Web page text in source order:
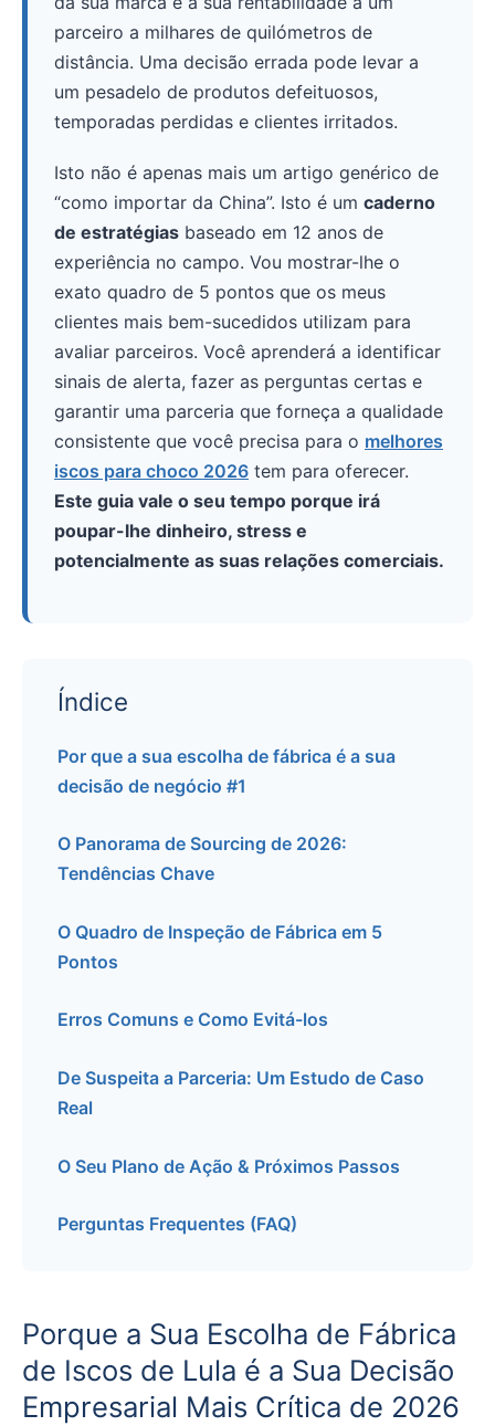
parceiro a milhares de quilómetros de
distância. Uma decisão errada pode levar a
um pesadelo de produtos defeituosos,
temporadas perdidas e clientes irritados.
Isto não é apenas mais um artigo genérico de
“como importar da China”. Isto é um caderno
de estratégias baseado em 12 anos de
experiência no campo. Vou mostrar-lhe o
exato quadro de 5 pontos que os meus
clientes mais bem-sucedidos utilizam para
avaliar parceiros. Você aprenderá a identificar
sinais de alerta, fazer as perguntas certas e
garantir uma parceria que forneça a qualidade
consistente que você precisa para o melhores
iscos para choco 2026 tem para oferecer.
Este guia vale o seu tempo porque irá
poupar-lhe dinheiro, stress e
potencialmente as suas relações comerciais.
Índice
Por que a sua escolha de fábrica é a sua
decisão de negócio #1
O Panorama de Sourcing de 2026:
Tendências Chave
O Quadro de Inspeção de Fábrica em 5
Pontos
Erros Comuns e Como Evitá-los
De Suspeita a Parceria: Um Estudo de Caso
Real
O Seu Plano de Ação & Próximos Passos
Perguntas Frequentes (FAQ)
Porque a Sua Escolha de Fábrica
de Iscos de Lula é a Sua Decisão
Empresarial Mais Crítica de 2026